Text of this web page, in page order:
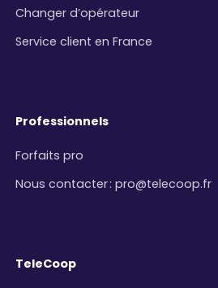
Changer d’opérateur
Service client en France
Professionnels
Forfaits pro
Nous contacter:pro@telecoop.fr
TeleCoop